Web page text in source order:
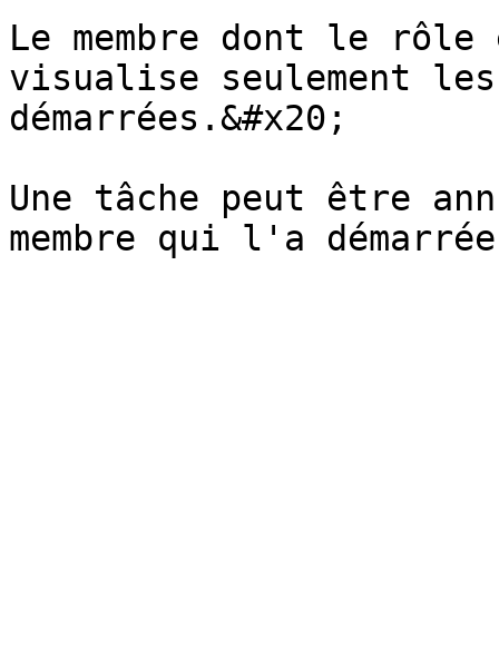
Le membre dont le
visualise seulement
démarrées.&#x20;
Une tâche peut être